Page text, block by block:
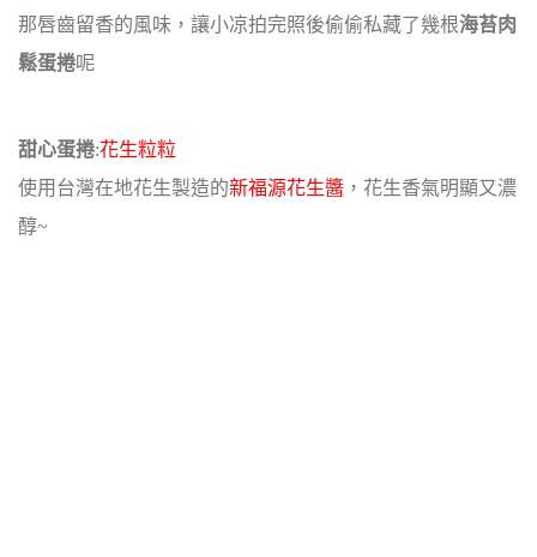
那唇齒留香的風味，讓小凉拍完照後偷偷私藏了幾根海苔肉
鬆蛋捲呢
甜心蛋捲:花生粒粒
使用台灣在地花生製造的新福源花生醬 ，花生香氣明顯又濃
醇~